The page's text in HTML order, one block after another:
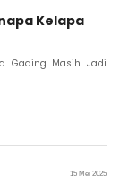
Kelapa
Gading Masih Jadi
15 Mei 2025